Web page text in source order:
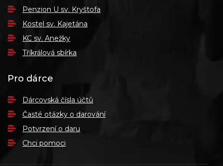
Penzion U sv. Kryštofa
Kostel sv. Kajetána
KC sv. Anežky
Tříkrálová sbírka
Pro dárce
Dárcovská čísla účtů
Časté otázky o darování
Potvrzení o daru
Chci pomoci